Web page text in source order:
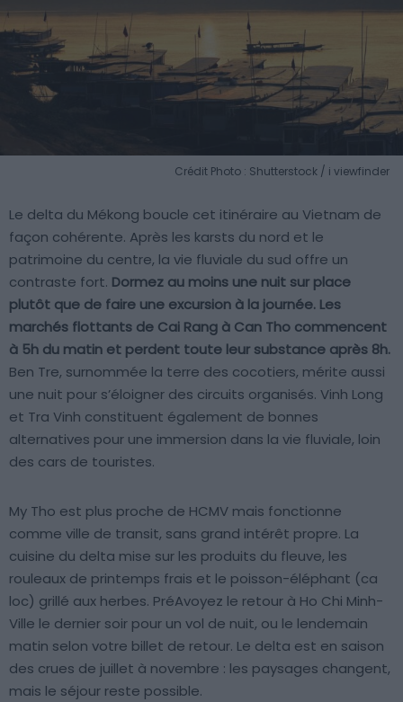
Crédit Photo : Shutterstock / i viewfinder
Le delta du Mékong boucle cet itinéraire au Vietnam de
façon cohérente. Après les karsts du nord et le
patrimoine du centre, la vie fluviale du sud offre un
contraste fort. Dormez au moins une nuit sur place
plutôt que de faire une excursion à la journée. Les
marchés flottants de Cai Rang à Can Tho commencent
à 5h du matin et perdent toute leur substance après 8h.
Ben Tre, surnommée la terre des cocotiers, mérite aussi
une nuit pour s’éloigner des circuits organisés. Vinh Long
et Tra Vinh constituent également de bonnes
alternatives pour une immersion dans la vie fluviale, loin
des cars de touristes.
My Tho est plus proche de HCMV mais fonctionne
comme ville de transit, sans grand intérêt propre. La
cuisine du delta mise sur les produits du fleuve, les
rouleaux de printemps frais et le poisson-éléphant (ca
loc) grillé aux herbes. PréAvoyez le retour à Ho Chi Minh-
Ville le dernier soir pour un vol de nuit, ou le lendemain
matin selon votre billet de retour. Le delta est en saison
des crues de juillet à novembre : les paysages changent,
mais le séjour reste possible.